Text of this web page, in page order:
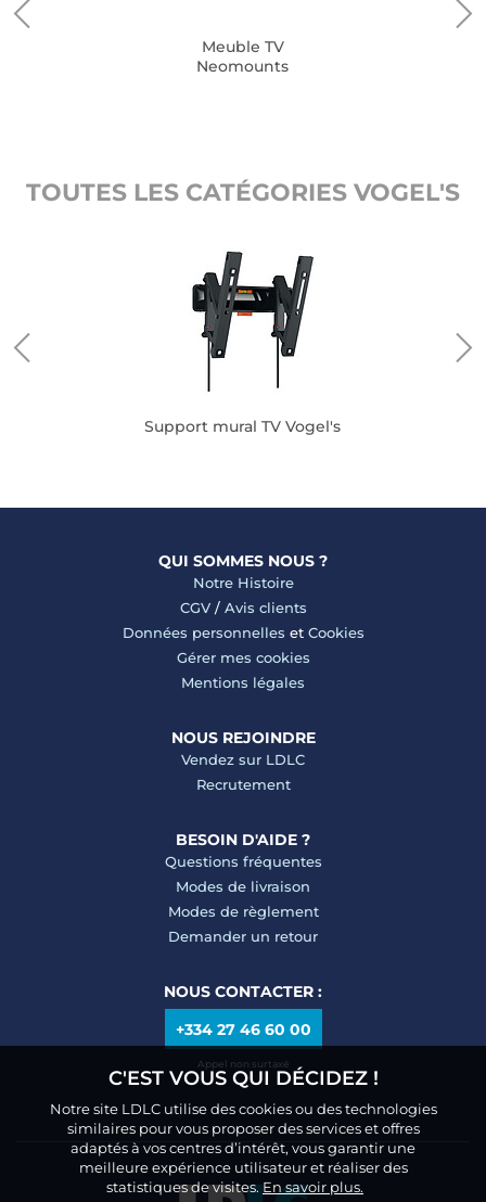
Meuble TV
Neomounts
TOUTES LES CATÉGORIES VOGEL'S
Support mural TV Vogel's
QUI SOMMES NOUS ?
Notre Histoire
CGV/ Avis clients
Données personnelles et Cookies
Gérer mes cookies
Mentions légales
NOUS REJOINDRE
Vendez sur LDLC
Recrutement
BESOIN D'AIDE ?
Questions fréquentes
Modes de livraison
Modes de règlement
Demander un retour
NOUS CONTACTER :
+334 27 46 60 00
Appel non surtaxé
C'EST VOUS QUI DÉCIDEZ !
Notre site LDLC utilise des cookies ou des technologies
similaires pour vous proposer des services et offres
adaptés à vos centres d’intérêt, vous garantir une
meilleure expérience utilisateur et réaliser des
statistiques de visites.En savoir plus.